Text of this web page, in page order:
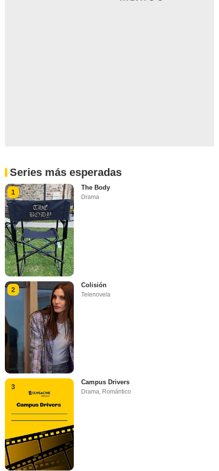
Series más esperadas
1
The Body
Drama
2
Colisión
Telenovela
3
Campus Drivers
Drama, Romántico